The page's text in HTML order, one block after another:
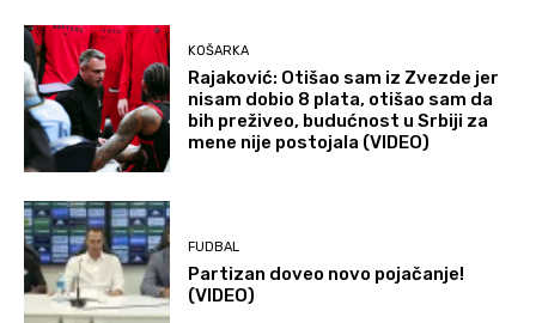
KOŠARKA
Rajaković: Otišao sam iz Zvezde jer
nisam dobio 8 plata, otišao sam da
bih preživeo, budućnost u Srbiji za
mene nije postojala (VIDEO)
FUDBAL
Partizan doveo novo pojačanje!
(VIDEO)